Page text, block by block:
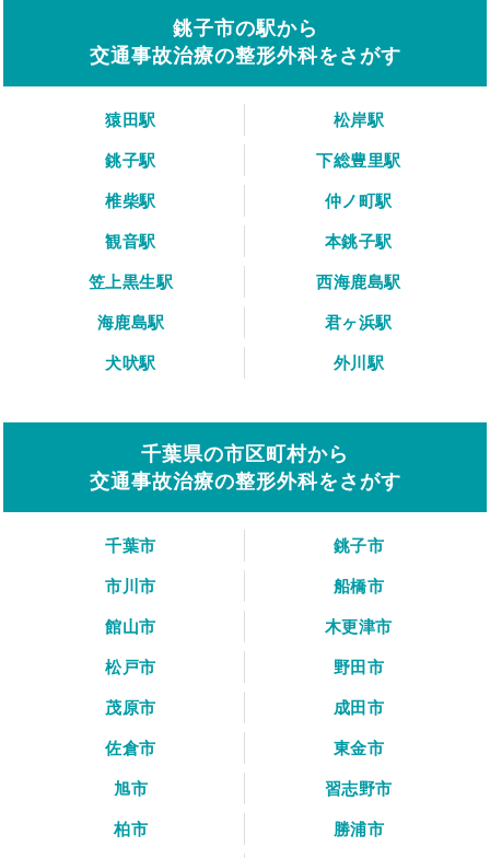
銚子市の駅から
交通事故治療の整形外科をさがす
猿田駅
松岸駅
銚子駅
下総豊里駅
椎柴駅
仲ノ町駅
観音駅
本銚子駅
笠上黒生駅
西海鹿島駅
海鹿島駅
君ヶ浜駅
犬吠駅
外川駅
千葉県の市区町村から
交通事故治療の整形外科をさがす
千葉市
銚子市
市川市
船橋市
館山市
木更津市
松戸市
野田市
茂原市
成田市
佐倉市
東金市
旭市
習志野市
柏市
勝浦市